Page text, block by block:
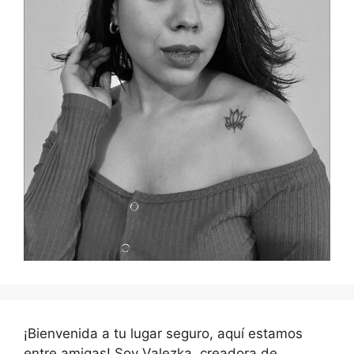
¡Bienvenida a tu lugar seguro, aquí estamos